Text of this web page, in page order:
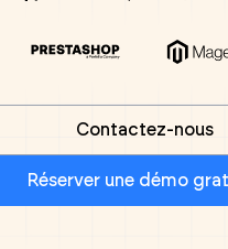
Réserver une démo
Contactez-nous